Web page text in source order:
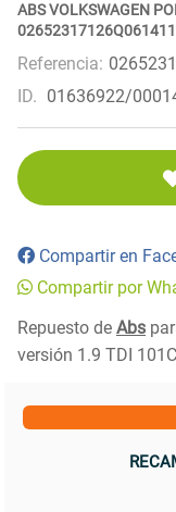
ABS VOLKSWAGEN
Referencia:
ID. 01636922/
Compartir en
Compartir por
Repuesto de Abs
versión 1.9 TDI